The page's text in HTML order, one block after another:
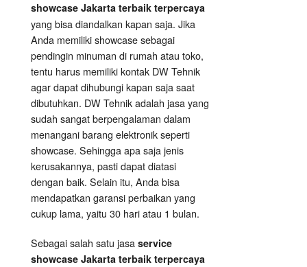
showcase Jakarta terbaik terpercaya
yang bisa diandalkan kapan saja. Jika
Anda memiliki showcase sebagai
pendingin minuman di rumah atau toko,
tentu harus memiliki kontak DW Tehnik
agar dapat dihubungi kapan saja saat
dibutuhkan. DW Tehnik adalah jasa yang
sudah sangat berpengalaman dalam
menangani barang elektronik seperti
showcase. Sehingga apa saja jenis
kerusakannya, pasti dapat diatasi
dengan baik. Selain itu, Anda bisa
mendapatkan garansi perbaikan yang
cukup lama, yaitu 30 hari atau 1 bulan.
Sebagai salah satu jasa service
showcase Jakarta terbaik terpercaya